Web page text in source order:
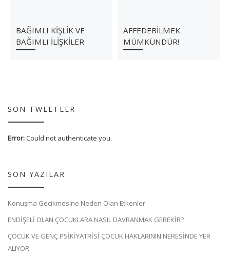
BAĞIMLI KİŞLİK VE
BAĞIMLI İLİŞKİLER
AFFEDEBİLMEK
MÜMKÜNDÜR!
SON TWEETLER
Error:Could not authenticate you.
SON YAZILAR
Konuşma Gecikmesine Neden Olan Etkenler
ENDİŞELİ OLAN ÇOCUKLARA NASIL DAVRANMAK GEREKİR?
ÇOCUK VE GENÇ PSİKİYATRİSİ ÇOCUK HAKLARININ NERESİNDE YER
ALIYOR